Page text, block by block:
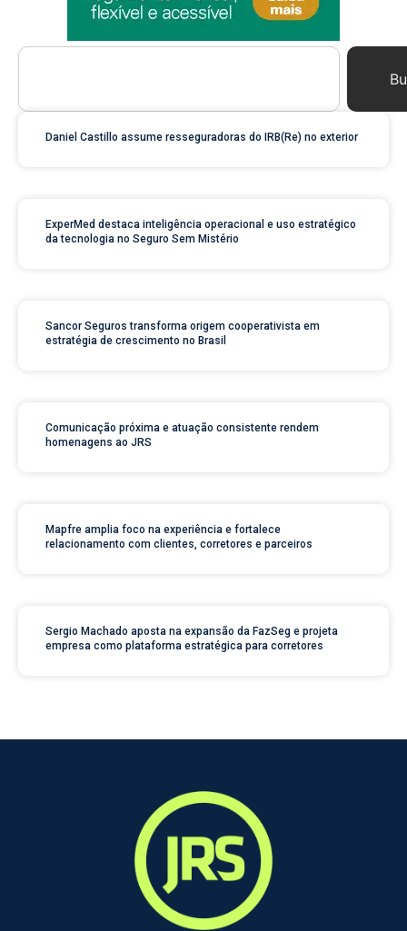
Daniel Castillo assume resseguradoras do IRB(Re) no exterior
ExperMed destaca inteligência operacional e uso estratégico
da tecnologia no Seguro Sem Mistério
Sancor Seguros transforma origem cooperativista em
estratégia de crescimento no Brasil
Comunicação próxima e atuação consistente rendem
homenagens ao JRS
Mapfre amplia foco na experiência e fortalece
relacionamento com clientes, corretores e parceiros
Sergio Machado aposta na expansão da FazSeg e projeta
empresa como plataforma estratégica para corretores